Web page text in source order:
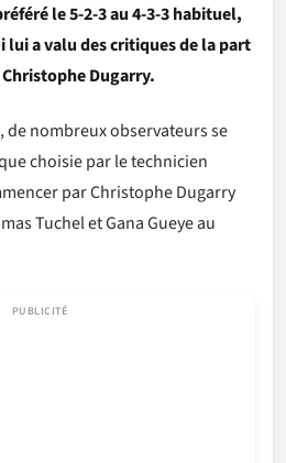
le 5-2-3 au 4-3-3 habituel,
lui a valu des critiques de la part
Dugarry.
de nombreux observateurs se
choisie par le technicien
par Christophe Dugarry
Tuchel et Gana Gueye au